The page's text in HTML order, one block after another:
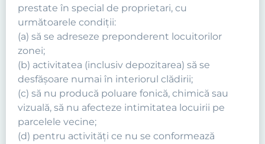
prestate în special de proprietari, cu
următoarele condiţii:
(a) să se adreseze preponderent locuitorilor
zonei;
(b) activitatea (inclusiv depozitarea) să se
desfăşoare numai în interiorul clădirii;
(c) să nu producă poluare fonică, chimică sau
vizuală, să nu afecteze intimitatea locuirii pe
parcelele vecine;
(d) pentru activităţi ce nu se conformează